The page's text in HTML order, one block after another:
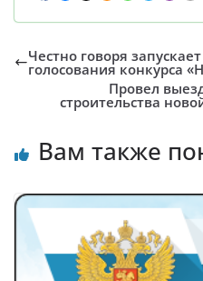
Честно говоря
голосования конкурса
Провел
строительства
Вам также